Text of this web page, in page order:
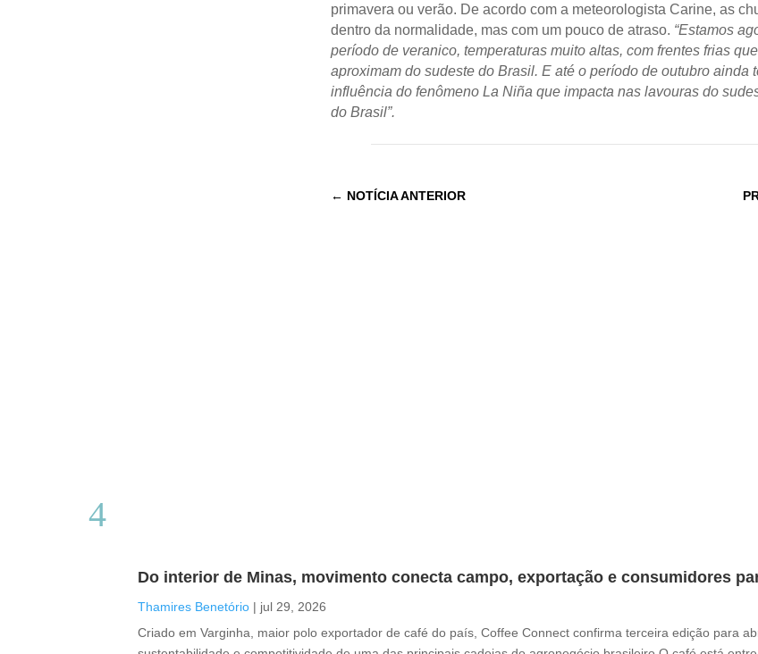
primavera ou verão. De acordo com a meteorologista Carine, as
dentro da normalidade, mas com um pouco de atraso. “Estamos
período de veranico, temperaturas muito altas, com frentes frias
aproximam do sudeste do Brasil. E até o período de outubro ainda
influência do fenômeno La Niña que impacta nas lavouras do
do Brasil”.
← NOTÍCIA ANTERIOR
Do interior de Minas, movimento conecta campo, exportação e consumidores
Thamires Benetório | jul 29, 2026
Criado em Varginha, maior polo exportador de café do país, Coffee Connect confirma terceira edição para